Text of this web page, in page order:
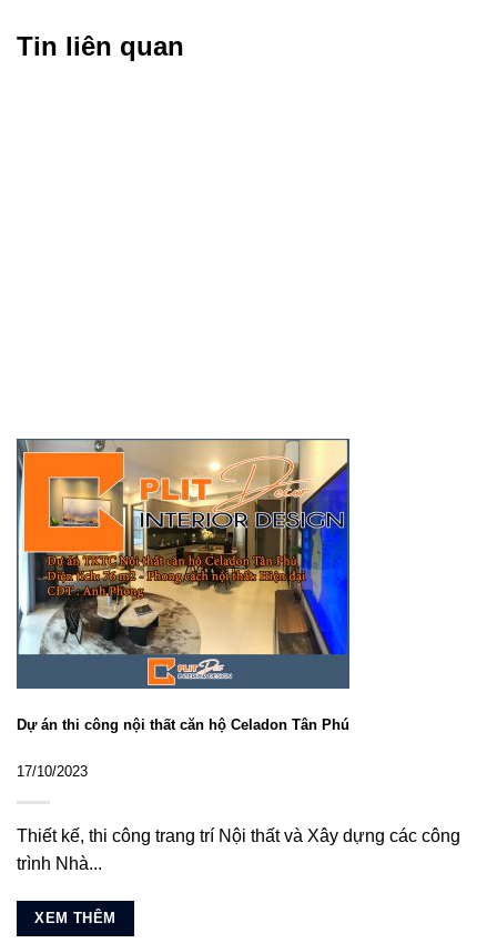
Tin liên quan
Dự án thi công nội thất căn hộ Celadon Tân Phú
17/10/2023
Thiết kế, thi công trang trí Nội thất và Xây dựng các công
trình Nhà...
XEM THÊM